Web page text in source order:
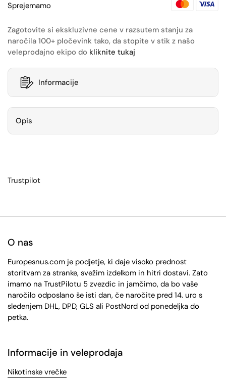
Sprejemamo
Zagotovite si ekskluzivne cene v razsutem stanju za
naročila 100+ pločevink tako, da stopite v stik z našo
veleprodajno ekipo do kliknite tukaj
Informacije
Opis
Trustpilot
O nas
Europesnus.com je podjetje, ki daje visoko prednost
storitvam za stranke, svežim izdelkom in hitri dostavi. Zato
imamo na TrustPilotu 5 zvezdic in jamčimo, da bo vaše
naročilo odposlano še isti dan, če naročite pred 14. uro s
sledenjem DHL, DPD, GLS ali PostNord od ponedeljka do
petka.
Informacije in veleprodaja
Nikotinske vrečke